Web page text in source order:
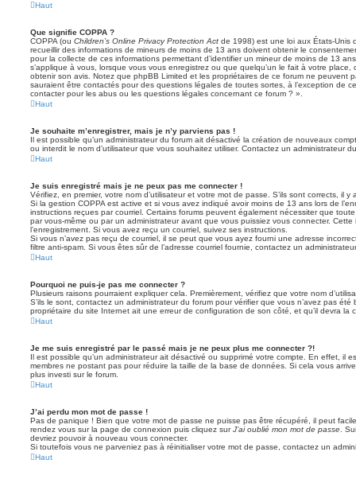
Haut
Que signifie COPPA ?
COPPA (ou Children’s Online Privacy Protection Act de 1998) est une loi aux États-Unis
recueillir des informations de mineurs de moins de 13 ans doivent obtenir le
pour la collecte de ces informations permettant d’identifier un mineur de moins de 13
s’applique à vous, lorsque vous vous enregistrez ou que quelqu’un le fait à votre
obtenir son avis. Notez que phpBB Limited et les propriétaires de ce forum ne peuvent
sauraient être contactés pour des questions légales de toutes sortes, à l’exception de
contacter pour les abus ou les questions légales concernant ce forum ? ».
Haut
Je souhaite m’enregistrer, mais je n’y parviens pas !
Il est possible qu’un administrateur du forum ait désactivé la création de nouveaux
ou interdit le nom d’utilisateur que vous souhaitez utiliser. Contactez un administrateur
Haut
Je suis enregistré mais je ne peux pas me connecter !
Vérifiez, en premier, votre nom d’utilisateur et votre mot de passe. S’ils sont corrects, il y
Si la gestion COPPA est active et si vous avez indiqué avoir moins de 13 ans lors de
instructions reçues par courriel. Certains forums peuvent également nécessiter que
par vous-même ou par un administrateur avant que vous puissiez vous connecter.
l’enregistrement. Si vous avez reçu un courriel, suivez ses instructions.
Si vous n’avez pas reçu de courriel, il se peut que vous ayez fourni une adresse
filtre anti-spam. Si vous êtes sûr de l’adresse courriel fournie, contactez un
Haut
Pourquoi ne puis-je pas me connecter ?
Plusieurs raisons pourraient expliquer cela. Premièrement, vérifiez que votre nom
S’ils le sont, contactez un administrateur du forum pour vérifier que vous n’avez pas
propriétaire du site Internet ait une erreur de configuration de son côté, et qu’il devra la
Haut
Je me suis enregistré par le passé mais je ne peux plus me connecter ?!
Il est possible qu’un administrateur ait désactivé ou supprimé votre compte. En effet, il
membres ne postant pas pour réduire la taille de la base de données. Si cela vous
plus investi sur le forum.
Haut
J’ai perdu mon mot de passe !
Pas de panique ! Bien que votre mot de passe ne puisse pas être récupéré, il peut
rendez vous sur la page de connexion puis cliquez surJ’ai oublié mon mot de passe .
devriez pouvoir à nouveau vous connecter.
Si toutefois vous ne parveniez pas à réinitialiser votre mot de passe, contactez un
Haut